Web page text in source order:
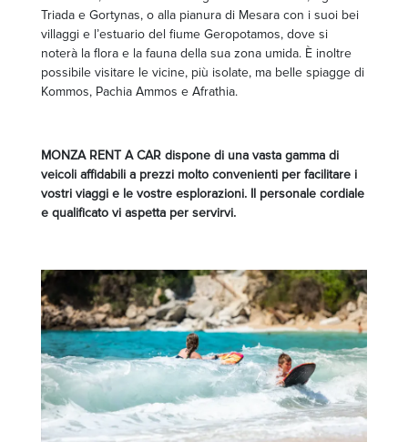
Triada e Gortynas, o alla pianura di Mesara con i suoi bei
villaggi e l’estuario del fiume Geropotamos, dove si
noterà la flora e la fauna della sua zona umida. È inoltre
possibile visitare le vicine, più isolate, ma belle spiagge di
Kommos, Pachia Ammos e Afrathia.
MONZA RENT A CAR dispone di una vasta gamma di
veicoli affidabili a prezzi molto convenienti per facilitare i
vostri viaggi e le vostre esplorazioni. Il personale cordiale
e qualificato vi aspetta per servirvi.